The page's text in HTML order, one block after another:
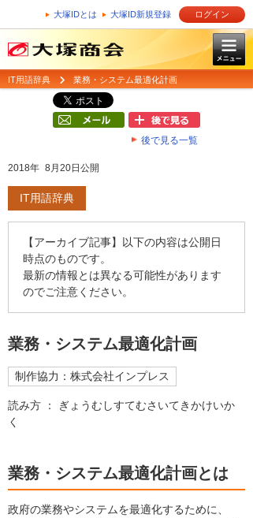
大塚IDとは 大塚ID新規登録 ログイン
IT用語辞典 業務・システム最適化計画
後で見る一覧
2018年 8月20日公開
IT用語辞典
【アーカイブ記事】以下の内容は公開日
時点のものです。
最新の情報とは異なる可能性があります
のでご注意ください。
業務・システム最適化計画
制作協力：株式会社インプレス
読み方 ： ぎょうむしすてむさいてきかけいか
く
業務・システム最適化計画とは
政府の業務やシステムを最適化するために、